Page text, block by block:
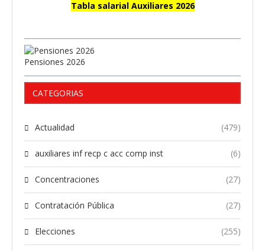
Tabla salarial Auxiliares 2026
Pensiones 2026
CATEGORIAS
Actualidad (479)
auxiliares inf recp c acc comp inst (6)
Concentraciones (27)
Contratación Pública (27)
Elecciones (255)